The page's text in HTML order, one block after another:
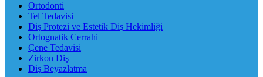
Ortodonti
Tel Tedavisi
Diş Protezi ve Estetik Diş Hekimliği
Ortognatik Cerrahi
Çene Tedavisi
Zirkon Diş
Diş Beyazlatma